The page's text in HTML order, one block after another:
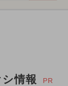
情報 PR